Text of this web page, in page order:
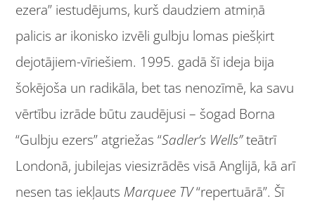
ezera” iestudējums, kurš daudziem atmiņā
palicis ar ikonisko izvēli gulbju lomas piešķirt
dejotājiem-vīriešiem. 1995. gadā šī ideja bija
šokējoša un radikāla, bet tas nenozīmē, ka savu
vērtību izrāde būtu zaudējusi – šogad Borna
“Gulbju ezers” atgriežas “Sadler’s Wells”teātrī
Londonā, jubilejas viesizrādēs visā Anglijā, kā arī
nesen tas iekļauts Marquee TV“repertuārā”. Šī